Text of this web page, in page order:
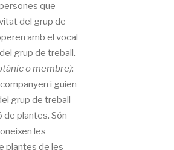
que
del grup de
amb el vocal
grup de treball.
o membre):
i guien
grup de treball
de plantes. Són
les
plantes de les